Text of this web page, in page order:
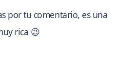
por tu comentario, es una
rica 😉